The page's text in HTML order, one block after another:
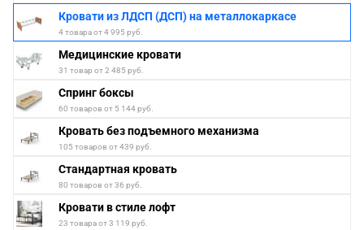
Кровати из ЛДСП (ДСП) на металлокаркасе
4 товара от 4 995 руб.
Медицинские кровати
31 товар от 2 485 руб.
Спринг боксы
60 товаров от 5 144 руб.
Кровать без подъемного механизма
105 товаров от 439 руб.
Стандартная кровать
80 товаров от 36 руб.
Кровати в стиле лофт
23 товара от 3 119 руб.